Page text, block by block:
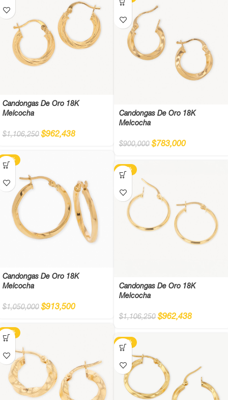
Candongas De Oro 18K
Melcocha
$1,106,250 $962,438
Candongas De Oro 18K
Melcocha
$900,000 $783,000
-13%
Candongas De Oro 18K
Melcocha
$1,050,000 $913,500
-13%
Candongas De Oro 18K
Melcocha
$1,106,250 $962,438
-13%
-13%